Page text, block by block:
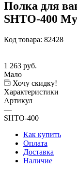
Полка для
SHTO-400
Код товара: 82428
1 263 руб.
Мало
Хочу скидку!
Характеристики
Артикул
—
SHTO-400
Как купить
Оплата
Доставка
Наличие